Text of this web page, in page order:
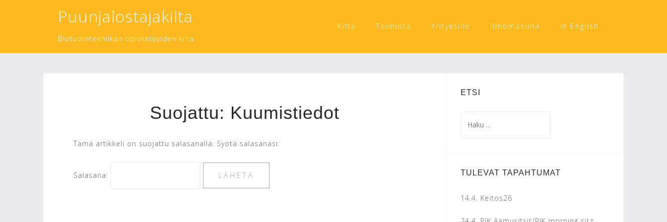
Puunjalostajakilta
Biotuotetekniikan opiskelijoiden kilta
Kilta Toiminta Yrityksille Ilmomasiina In English
Suojattu: Kuumistiedot
Tämä artikkeli on suojattu salasanalla. Syötä salasanasi:
Salasana:
ETSI
TULEVAT TAPAHTUMAT
14.4. Keitos26